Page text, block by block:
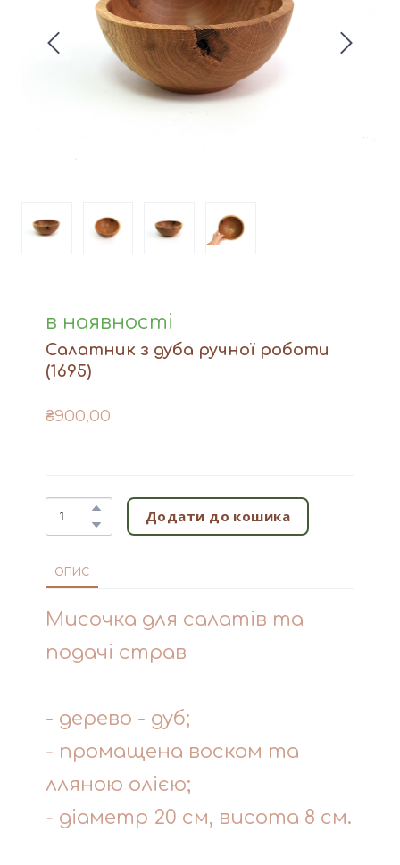
Вази
Фігури й статуетки
Догляд за виробами
в наявності
Салатник з дуба ручної роботи
(1695)
₴900,00
Додати до кошика
ОПИС
Мисочка для салатів та
подачі страв
- дерево - дуб;
- промащена воском та
лляною олією;
- діаметр 20 см, висота 8 см.